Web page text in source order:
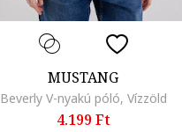
MUSTANG
Beverly V-nyakú póló, Vízzöld
4.199 Ft